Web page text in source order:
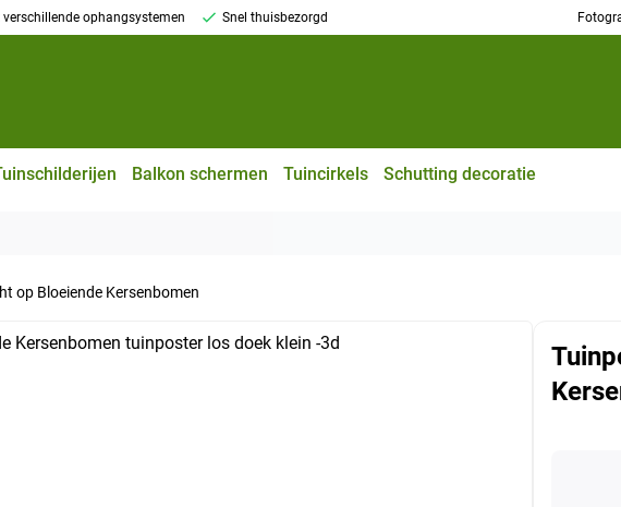
verschillende ophangsystemen Snel thuisbezorgd
Balkon schermen Tuincirkels Schutting decoratie
op Bloeiende Kersenbomen